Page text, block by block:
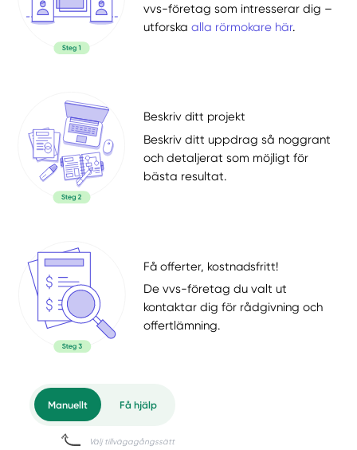
vvs-företag som intresserar dig –
utforskaalla rörmokare här.
Beskriv ditt projekt
Beskriv ditt uppdrag så noggrant
och detaljerat som möjligt för
bästa resultat.
Få offerter, kostnadsfritt!
De vvs-företag du valt ut
kontaktar dig för rådgivning och
offertlämning.